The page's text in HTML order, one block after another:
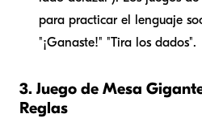
para practicar el lenguaje
"¡Ganaste!" "Tira los dados".
3. Juego de Mesa
Reglas